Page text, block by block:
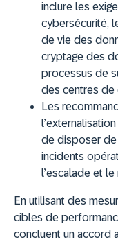
inclure les
cybersécurité,
de vie des
cryptage des
processus de
des centres de
Les
de disposer
incidents
l’escalade et
En utilisant des
cibles de
concluent un accord